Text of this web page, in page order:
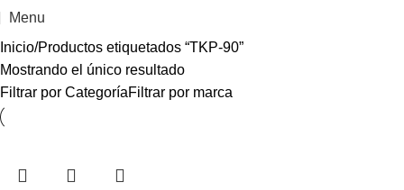
Menu
Inicio Productos etiquetados “TKP-90”
Mostrando el único resultado
Filtrar por CategoríaFiltrar por marca